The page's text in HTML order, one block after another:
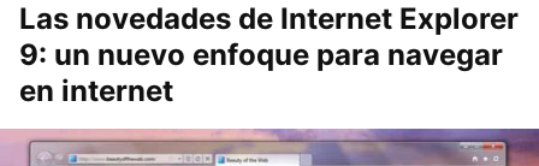
Las novedades de Internet Explorer
9: un nuevo enfoque para navegar
en internet